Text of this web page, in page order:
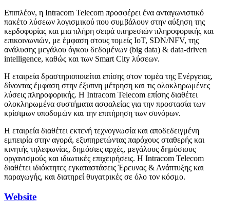
Επιπλέον, η Intracom Telecom προσφέρει ένα ανταγωνιστικό
πακέτο λύσεων λογισμικού που συμβάλουν στην αύξηση της
κερδοφορίας και μια πλήρη σειρά υπηρεσιών πληροφορικής και
επικοινωνιών, με έμφαση στους τομείς IoT, SDN/NFV, της
ανάλυσης μεγάλου όγκου δεδομένων (big data) & data-driven
intelligence, καθώς και των Smart City λύσεων.
Η εταιρεία δραστηριοποιείται επίσης στον τομέα της Ενέργειας,
δίνοντας έμφαση στην έξυπνη μέτρηση και τις ολοκληρωμένες
λύσεις πληροφορικής. Η Intracom Telecom επίσης διαθέτει
ολοκληρωμένα συστήματα ασφαλείας για την προστασία των
κρίσιμων υποδομών και την επιτήρηση των συνόρων.
Η εταιρεία διαθέτει εκτενή τεχνογνωσία και αποδεδειγμένη
εμπειρία στην αγορά, εξυπηρετώντας παρόχους σταθερής και
κινητής τηλεφωνίας, δημόσιες αρχές, μεγάλους δημόσιους
οργανισμούς και ιδιωτικές επιχειρήσεις. Η Intracom Telecom
διαθέτει ιδιόκτητες εγκαταστάσεις Έρευνας & Ανάπτυξης και
παραγωγής, και διατηρεί θυγατρικές σε όλο τον κόσμο.
Website